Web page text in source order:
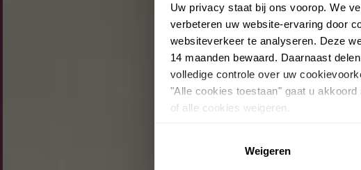
Uw privacy staat bij ons voorop. We
verbeteren uw website-ervaring door
websiteverkeer te analyseren. Deze
14 maanden bewaard. Daarnaast
volledige controle over uw
"Alle cookies toestaan" gaat u
of alle cookies weigeren.
Weigeren